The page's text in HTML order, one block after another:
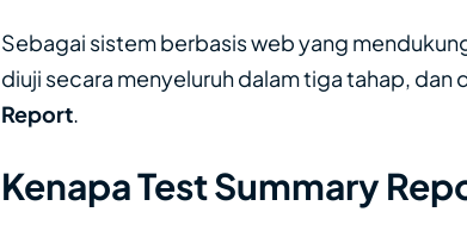
Sebagai sistem berbasis web yang
diuji secara menyeluruh dalam tiga tahap, dan
Report.
Kenapa Test Summary